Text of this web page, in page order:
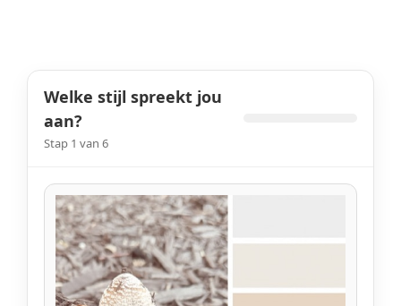
Welke stijl spreekt jou
aan?
Stap 1 van 6